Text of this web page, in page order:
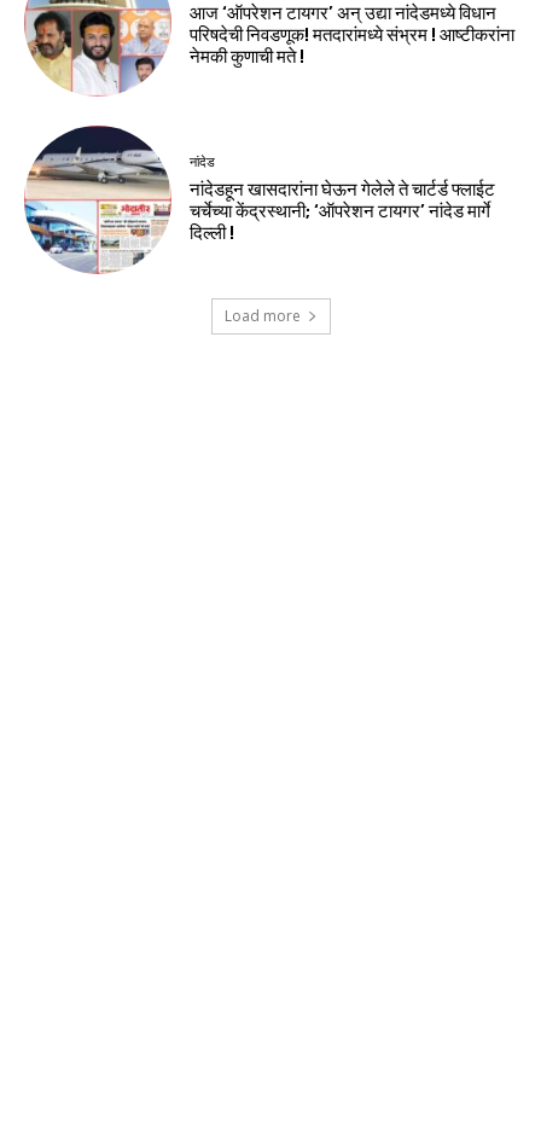
आज ‘ऑपरेशन टायगर’ अन् उद्या नांदेडमध्ये विधान
परिषदेची निवडणूक! मतदारांमध्ये संभ्रम ! आष्टीकरांना
नेमकी कुणाची मते !
नांदेड
नांदेडहून खासदारांना घेऊन गेलेले ते चार्टर्ड फ्लाईट
चर्चेच्या केंद्रस्थानी; ‘ऑपरेशन टायगर’ नांदेड मार्गे
दिल्ली !
Load more